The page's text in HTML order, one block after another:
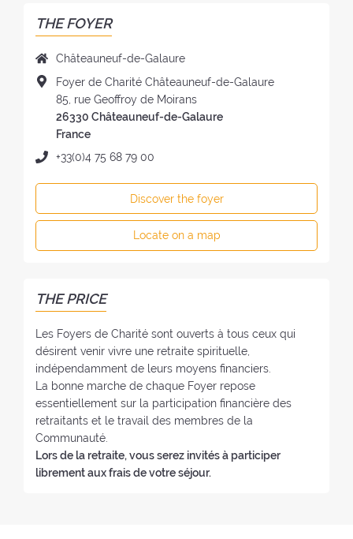
THE FOYER
N
a
m
o
t
F
y
:
Châteauneuf-de-Galaure
A
d
d
r
e
s
f
o
Foyer de Charité Châteauneuf-de-Galaure
85, rue Geoffroy de Moirans
26330 Châteauneuf-de-Galaure
France
P
+33(0)4 75 68 79 00
Discover the foyer
Locate on a map
THE PRICE
Les Foyers de Charité sont ouverts à tous ceux qui
désirent venir vivre une retraite spirituelle,
indépendamment de leurs moyens financiers.
La bonne marche de chaque Foyer repose
essentiellement sur la participation financière des
retraitants et le travail des membres de la
Communauté.
Lors de la retraite, vous serez invités à participer
librement aux frais de votre séjour.